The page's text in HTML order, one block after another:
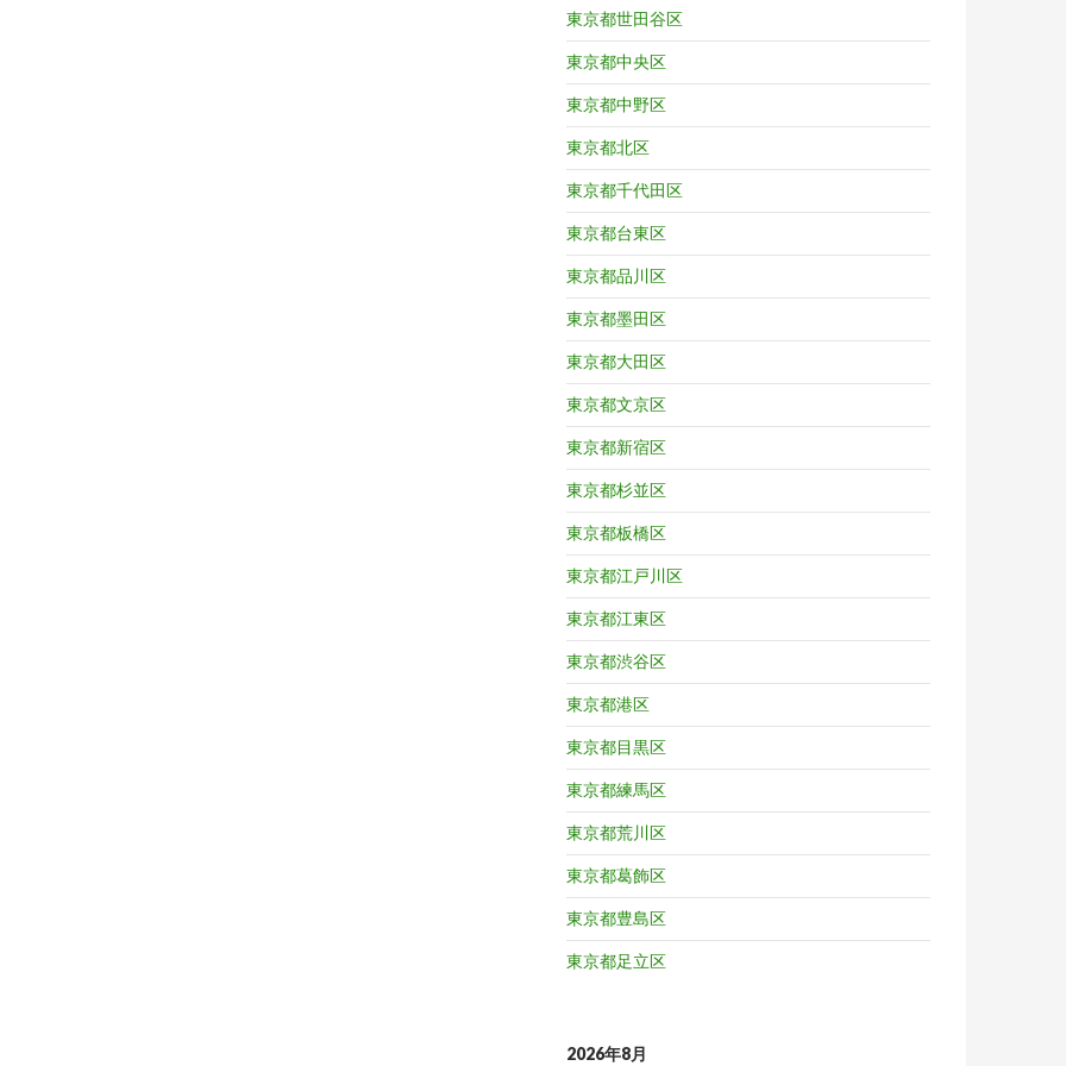
東京都世田谷区
東京都中央区
東京都中野区
東京都北区
東京都千代田区
東京都台東区
東京都品川区
東京都墨田区
東京都大田区
東京都文京区
東京都新宿区
東京都杉並区
東京都板橋区
東京都江戸川区
東京都江東区
東京都渋谷区
東京都港区
東京都目黒区
東京都練馬区
東京都荒川区
東京都葛飾区
東京都豊島区
東京都足立区
2026年8月